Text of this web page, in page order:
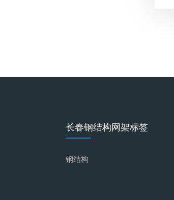
长春钢结构网架标签
钢结构